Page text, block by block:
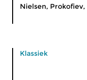
Nielsen, Prokofiev,
Klassiek